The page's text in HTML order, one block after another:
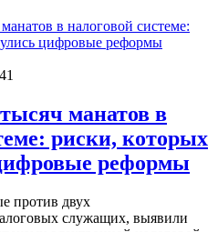
манатов в
риски, которых
реформы
против двух
служащих, выявили